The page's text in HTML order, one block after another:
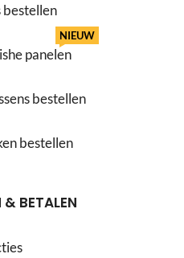
bestellen
panelen
NIEUW
bestellen
bestellen
& BETALEN